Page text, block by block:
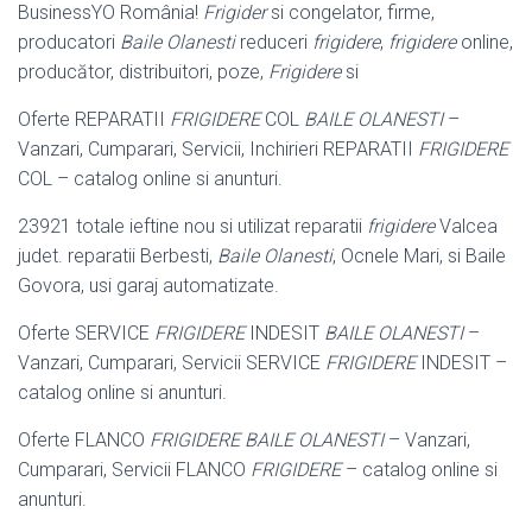
BusinessYO România! Frigidersi congelator, firme,
producatori Baile Olanestireduceri frigidere, frigidereonline,
producător, distribuitori, poze, Frigideresi
Oferte REPARATII FRIGIDERECOL BAILE OLANESTI–
Vanzari, Cumparari, Servicii, Inchirieri REPARATII FRIGIDERE
COL – catalog online si anunturi.
23921 totale ieftine nou si utilizat reparatii frigidereValcea
judet. reparatii Berbesti, Baile Olanesti, Ocnele Mari, si Baile
Govora, usi garaj automatizate.
Oferte SERVICE FRIGIDEREINDESIT BAILE OLANESTI–
Vanzari, Cumparari, Servicii SERVICE FRIGIDEREINDESIT –
catalog online si anunturi.
Oferte FLANCO FRIGIDERE BAILE OLANESTI– Vanzari,
Cumparari, Servicii FLANCO FRIGIDERE– catalog online si
anunturi.